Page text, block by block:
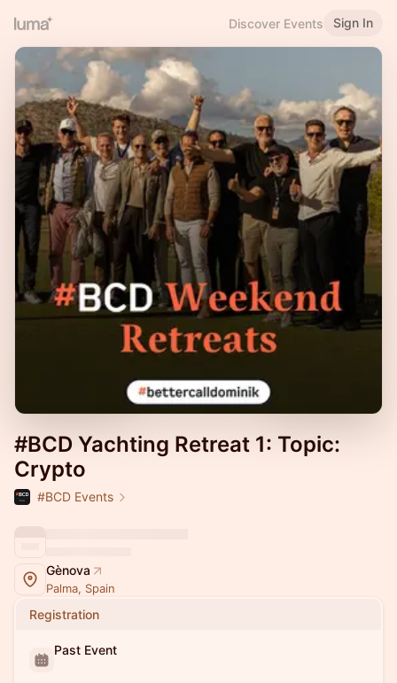
Discover Events Sign In
#BCD Yachting Retreat 1: Topic:
Crypto
#BCD Events
Gènova
Palma, Spain
Registration
Past Event